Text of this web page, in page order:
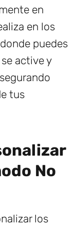
en
en los
puedes
active y
tus
No
los